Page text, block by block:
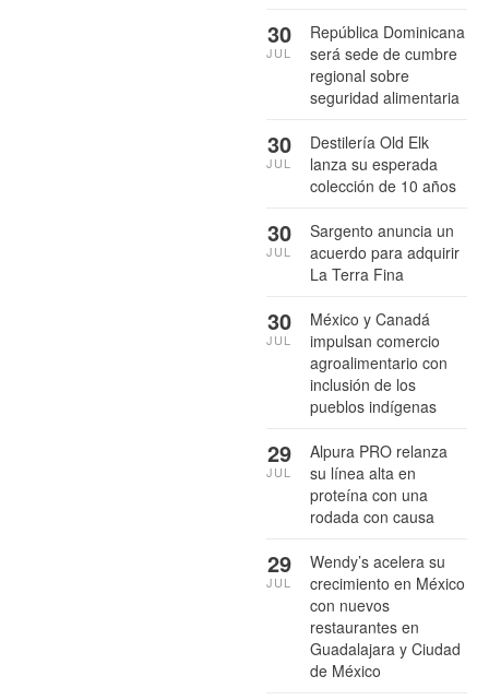
República Dominicana
será sede de cumbre
regional sobre
seguridad alimentaria
30
JUL
Destilería Old Elk
lanza su esperada
colección de 10 años
30
JUL
Sargento anuncia un
acuerdo para adquirir
La Terra Fina
30
JUL
México y Canadá
impulsan comercio
agroalimentario con
inclusión de los
pueblos indígenas
30
JUL
Alpura PRO relanza
su línea alta en
proteína con una
rodada con causa
29
JUL
Wendy’s acelera su
crecimiento en México
con nuevos
restaurantes en
Guadalajara y Ciudad
de México
29
JUL